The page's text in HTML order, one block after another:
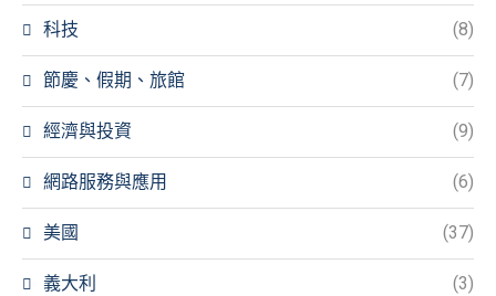
科技 (8)
節慶、假期、旅館 (7)
經濟與投資 (9)
網路服務與應用 (6)
美國 (37)
義大利 (3)